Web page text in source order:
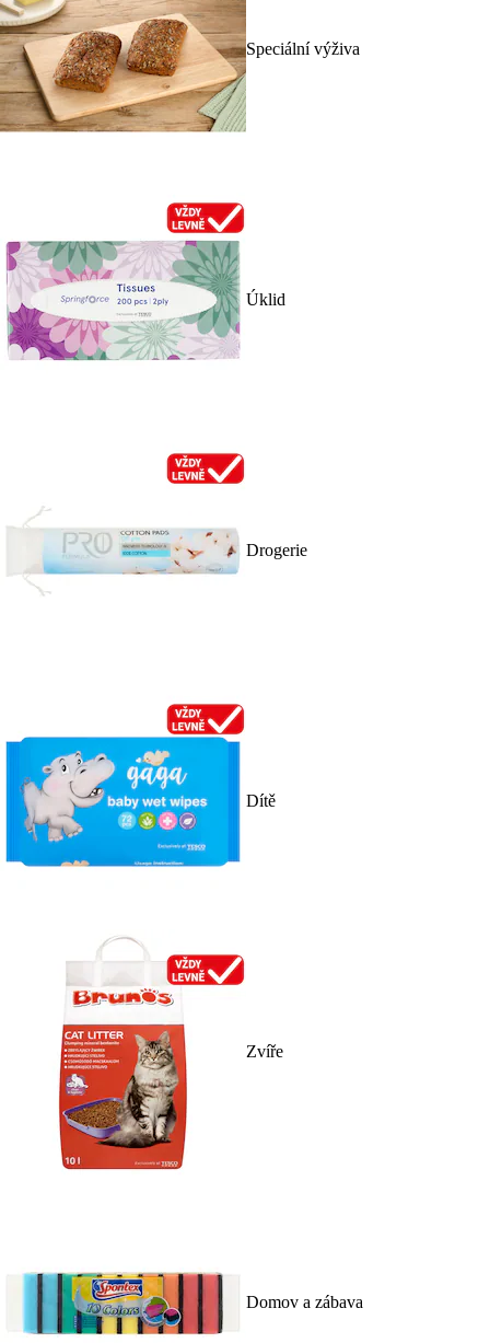
Speciální výživa
Úklid
Drogerie
Dítě
Zvíře
Domov a zábava